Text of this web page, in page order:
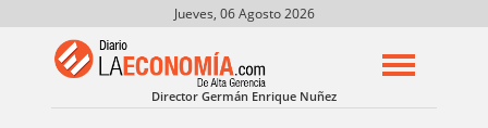
Jueves, 06 Agosto 2026
Director Germán Enrique Nuñez